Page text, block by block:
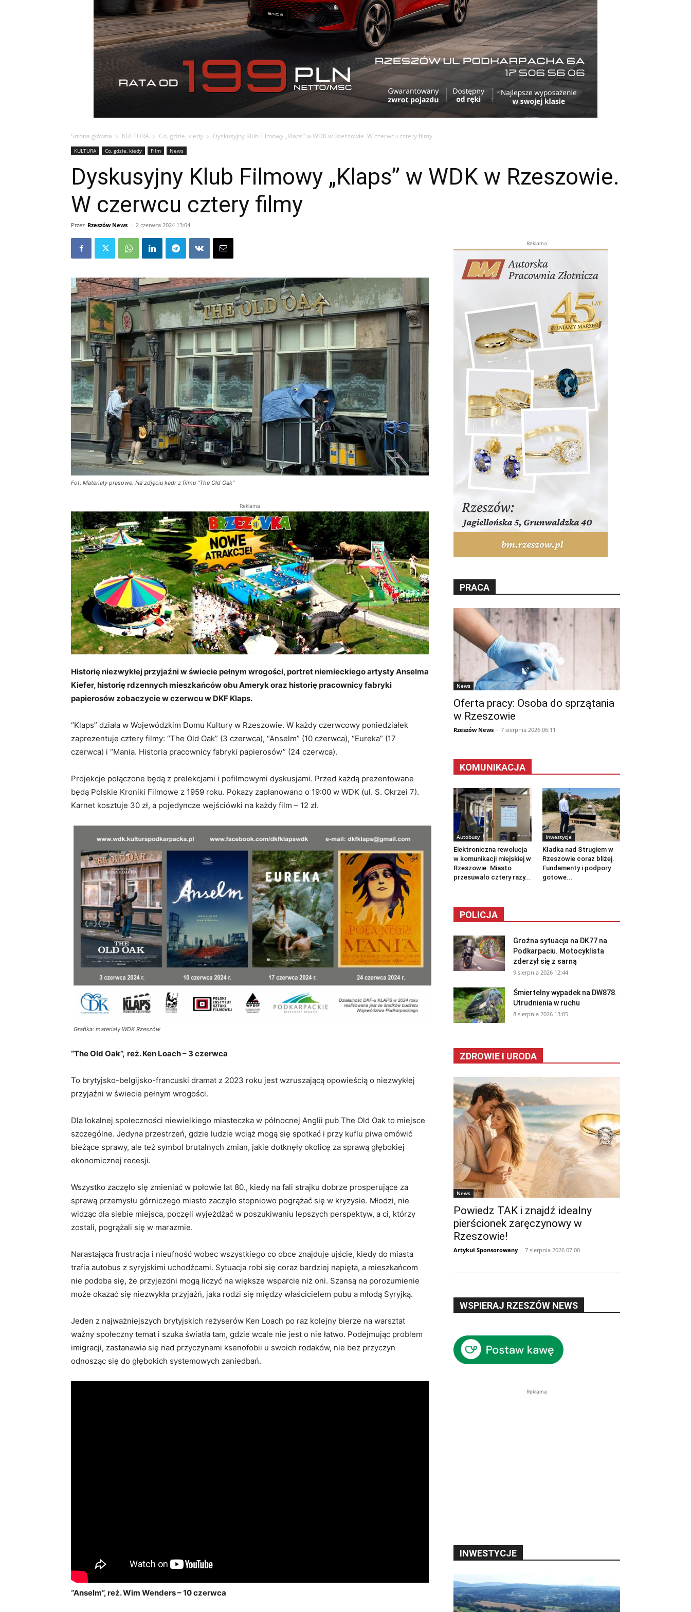
Strona główna KULTURA Co, gdzie, kiedy Dyskusyjny Klub Filmowy „Klaps” w WDK w Rzeszowie. W czerwcu cztery filmy
KULTURA Co, gdzie, kiedy Film News
Dyskusyjny Klub Filmowy „Klaps” w WDK w Rzeszowie.
W czerwcu cztery filmy
Przez Rzeszów News - 2 czerwca 2024 13:04
Fot. Materiały prasowe. Na zdjęciu kadr z filmu "The Old Oak"
Reklama
Historię niezwykłej przyjaźni w świecie pełnym wrogości, portret niemieckiego artysty Anselma
Kiefer, historię rdzennych mieszkańców obu Ameryk oraz historię pracownicy fabryki
papierosów zobaczycie w czerwcu w DKF Klaps.
“Klaps” działa w Wojewódzkim Domu Kultury w Rzeszowie. W każdy czerwcowy poniedziałek
zaprezentuje cztery filmy: “The Old Oak” (3 czerwca), “Anselm” (10 czerwca), “Eureka” (17
czerwca) i “Mania. Historia pracownicy fabryki papierosów” (24 czerwca).
Projekcje połączone będą z prelekcjami i pofilmowymi dyskusjami. Przed każdą prezentowane
będą Polskie Kroniki Filmowe z 1959 roku. Pokazy zaplanowano o 19:00 w WDK (ul. S. Okrzei 7).
Karnet kosztuje 30 zł, a pojedyncze wejściówki na każdy film – 12 zł.
Grafika: materiały WDK Rzeszów
“The Old Oak”, reż. Ken Loach – 3 czerwca
To brytyjsko-belgijsko-francuski dramat z 2023 roku jest wzruszającą opowieścią o niezwykłej
przyjaźni w świecie pełnym wrogości.
Dla lokalnej społeczności niewielkiego miasteczka w północnej Anglii pub The Old Oak to miejsce
szczególne. Jedyna przestrzeń, gdzie ludzie wciąż mogą się spotkać i przy kuflu piwa omówić
bieżące sprawy, ale też symbol brutalnych zmian, jakie dotknęły okolicę za sprawą głębokiej
ekonomicznej recesji.
Wszystko zaczęło się zmieniać w połowie lat 80., kiedy na fali strajku dobrze prosperujące za
sprawą przemysłu górniczego miasto zaczęło stopniowo pogrążać się w kryzysie. Młodzi, nie
widząc dla siebie miejsca, poczęli wyjeżdżać w poszukiwaniu lepszych perspektyw, a ci, którzy
zostali, pogrążali się w marazmie.
Narastająca frustracja i nieufność wobec wszystkiego co obce znajduje ujście, kiedy do miasta
trafia autobus z syryjskimi uchodźcami. Sytuacja robi się coraz bardziej napięta, a mieszkańcom
nie podoba się, że przyjezdni mogą liczyć na większe wsparcie niż oni. Szansą na porozumienie
może okazać się niezwykła przyjaźń, jaka rodzi się między właścicielem pubu a młodą Syryjką.
Jeden z najważniejszych brytyjskich reżyserów Ken Loach po raz kolejny bierze na warsztat
ważny społeczny temat i szuka światła tam, gdzie wcale nie jest o nie łatwo. Podejmując problem
imigracji, zastanawia się nad przyczynami ksenofobii u swoich rodaków, nie bez przyczyn
odnosząc się do głębokich systemowych zaniedbań.
“Anselm”, reż. Wim Wenders – 10 czerwca
Reklama
PRACA
News
Oferta pracy: Osoba do sprzątania
w Rzeszowie
Rzeszów News - 7 sierpnia 2026 06:11
KOMUNIKACJA
Autobusy
Elektroniczna rewolucja
w komunikacji miejskiej w
Rzeszowie. Miasto
przesuwało cztery razy...
Inwestycje
Kładka nad Strugiem w
Rzeszowie coraz bliżej.
Fundamenty i podpory
gotowe...
POLICJA
Groźna sytuacja na DK77 na
Podkarpaciu. Motocyklista
zderzył się z sarną
9 sierpnia 2026 12:44
Śmiertelny wypadek na DW878.
Utrudnienia w ruchu
8 sierpnia 2026 13:05
ZDROWIE I URODA
News
Powiedz TAK i znajdź idealny
pierścionek zaręczynowy w
Rzeszowie!
Artykuł Sponsorowany - 7 sierpnia 2026 07:00
WSPIERAJ RZESZÓW NEWS
Reklama
INWESTYCJE